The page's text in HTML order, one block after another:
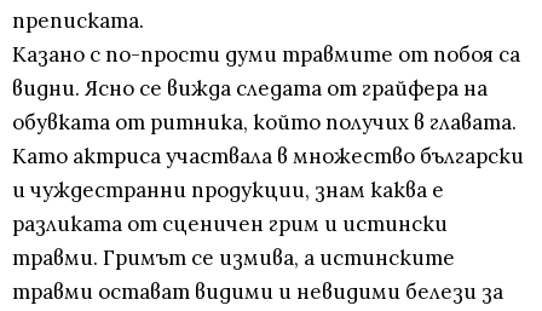
преписката.
Казано с по-прости думи травмите от побоя са
видни. Ясно се вижда следата от грайфера на
обувката от ритника, който получих в главата.
Като актриса участвала в множество български
и чуждестранни продукции, знам каква е
разликата от сценичен грим и истински
травми. Гримът се измива, а истинските
травми остават видими и невидими белези за